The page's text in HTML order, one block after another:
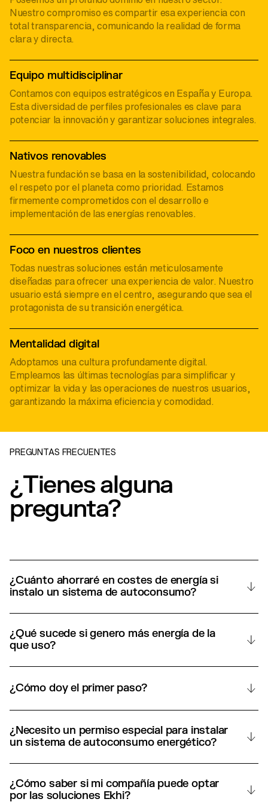
Nuestro compromiso es compartir esa experiencia con
total transparencia, comunicando la realidad de forma
clara y directa.
Equipo multidisciplinar
Contamos con equipos estratégicos en España y Europa.
Esta diversidad de perfiles profesionales es clave para
potenciar la innovación y garantizar soluciones integrales.
Nativos renovables
Nuestra fundación se basa en la sostenibilidad, colocando
el respeto por el planeta como prioridad. Estamos
firmemente comprometidos con el desarrollo e
implementación de las energías renovables.
Foco en nuestros clientes
Todas nuestras soluciones están meticulosamente
diseñadas para ofrecer una experiencia de valor. Nuestro
usuario está siempre en el centro, asegurando que sea el
protagonista de su transición energética.
Mentalidad digital
Adoptamos una cultura profundamente digital.
Empleamos las últimas tecnologías para simplificar y
optimizar la vida y las operaciones de nuestros usuarios,
garantizando la máxima eficiencia y comodidad.
PREGUNTAS FRECUENTES
¿Tienes alguna
pregunta?
¿Cuánto ahorraré en costes de energía si
instalo un sistema de autoconsumo?
¿Qué sucede si genero más energía de la
que uso?
¿Cómo doy el primer paso?
¿Necesito un permiso especial para instalar
un sistema de autoconsumo energético?
¿Cómo saber si mi compañía puede optar
por las soluciones Ekhi?